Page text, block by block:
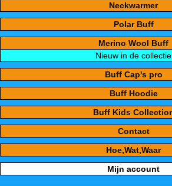
Neckwarmer
Polar Buff
Merino Wool Buff
Nieuw in de collectie
Buff Cap's pro
Buff Hoodie
Buff Kids
Contact
Hoe,Wat,Waar
Mijn account